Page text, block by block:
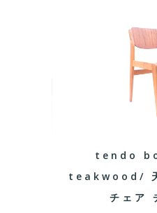
tendo
teakwood/ 天
チェア